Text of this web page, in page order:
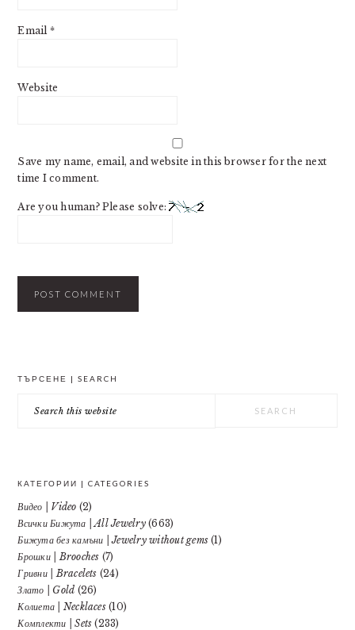
Email *
Website
Save my name, email, and website in this browser for the next
time I comment.
Are you human? Please solve:
ТЪРСЕНЕ | SEARCH
this
КАТЕГОРИИ | CATEGORIES
Видео | Video (2)
Всички Бижута | All Jewelry(663)
Бижута без камъни | Jewelry without gems (1)
Брошки | Brooches (7)
Гривни | Bracelets (24)
Злато | Gold (26)
Колиета | Necklaces(10)
Комплекти | Sets (233)